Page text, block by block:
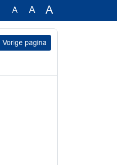
A A A
Vorige pagina